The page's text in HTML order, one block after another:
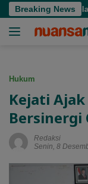
Langsung
ke
Breaking News
Tenggelam di
Hukum
Kejati
Bersinergi
Redaksi
Senin, 8